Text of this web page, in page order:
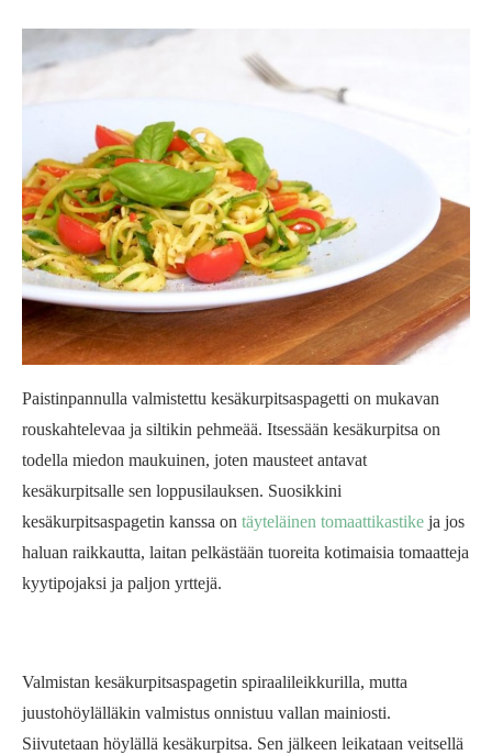
Paistinpannulla valmistettu kesäkurpitsaspagetti on mukavan
rouskahtelevaa ja siltikin pehmeää. Itsessään kesäkurpitsa on
todella miedon maukuinen, joten mausteet antavat
kesäkurpitsalle sen loppusilauksen. Suosikkini
kesäkurpitsaspagetin kanssa on täyteläinen tomaattikastike ja jos
haluan raikkautta, laitan pelkästään tuoreita kotimaisia tomaatteja
kyytipojaksi ja paljon yrttejä.
Valmistan kesäkurpitsaspagetin spiraalileikkurilla, mutta
juustohöylälläkin valmistus onnistuu vallan mainiosti.
Siivutetaan höylällä kesäkurpitsa. Sen jälkeen leikataan veitsellä